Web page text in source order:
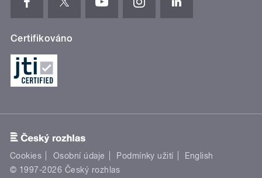
Certifikováno
Cookies Osobní údaje Podmínky užití
English
© 1997-2026 Český rozhlas